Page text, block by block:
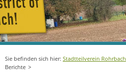
Stadtteilverein Rohrbach
Berichte